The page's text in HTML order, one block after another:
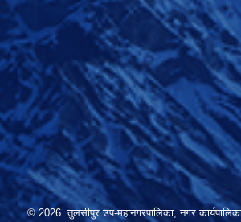
© 2026 तुलसीपुर उप-महानगरपालिका, नगर